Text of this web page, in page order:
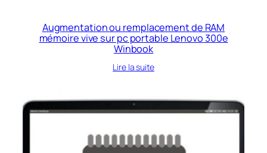
Augmentation ou remplacement de RAM
mémoire vive sur pc portable Lenovo 300e
Winbook
Lire la suite